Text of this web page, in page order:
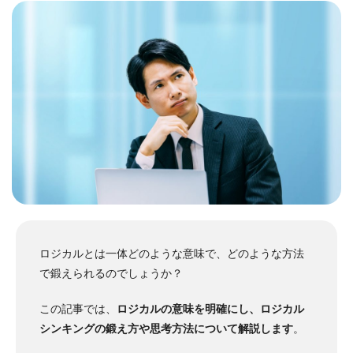
ロジカルとは一体どのような意味で、どのような方法
で鍛えられるのでしょうか？
この記事では、
ロジカルの意味を明確にし、ロジカル
シンキングの鍛え方や思考方法について解説します。